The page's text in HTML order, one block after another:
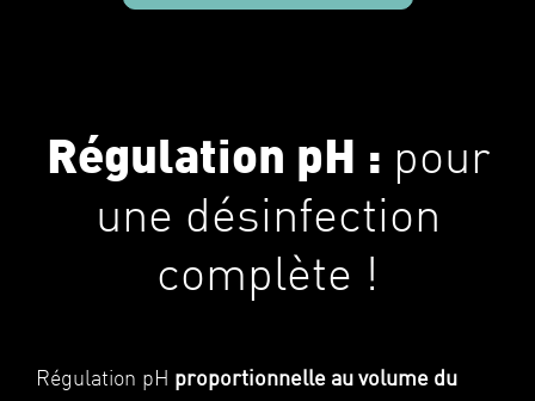
Régulation pH : pour
une désinfection
complète !
Régulation pH proportionnelle au volume du